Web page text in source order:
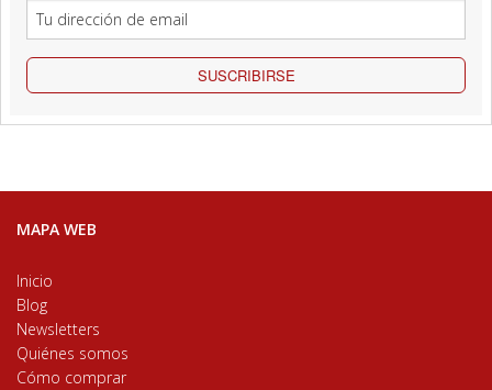
SUSCRIBIRSE
MAPA WEB
Inicio
Blog
Newsletters
Quiénes somos
Cómo comprar